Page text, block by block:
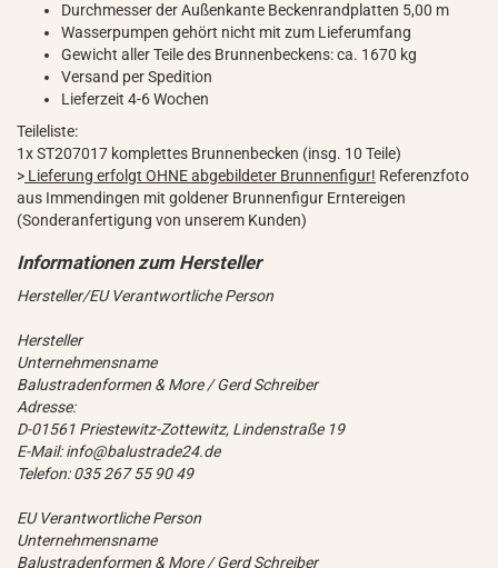
Durchmesser der Außenkante Beckenrandplatten 5,00 m
Wasserpumpen gehört nicht mit zum Lieferumfang
Gewicht aller Teile des Brunnenbeckens: ca. 1670 kg
Versand per Spedition
Lieferzeit 4-6 Wochen
Teileliste:
1x ST207017 komplettes Brunnenbecken (insg. 10 Teile)
> Lieferung erfolgt OHNE abgebildeter Brunnenfigur! Referenzfoto
aus Immendingen mit goldener Brunnenfigur Erntereigen
(Sonderanfertigung von unserem Kunden)
Hersteller/EU Verantwortliche Person
Hersteller
Unternehmensname
Balustradenformen & More / Gerd Schreiber
Adresse:
D-01561 Priestewitz-Zottewitz, Lindenstraße 19
E-Mail: info@balustrade24.de
Telefon: 035 267 55 90 49
EU Verantwortliche Person
Unternehmensname
Balustradenformen & More / Gerd Schreiber